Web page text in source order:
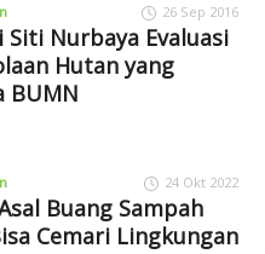
26 Sep 2016
Siti Nurbaya Evaluasi
Hutan yang
BUMN
24 Okt 2022
Buang Sampah
Cemari Lingkungan